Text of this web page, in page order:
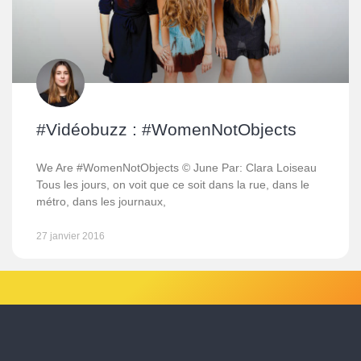
#Vidéobuzz : #WomenNotObjects
We Are #WomenNotObjects © June Par: Clara Loiseau
Tous les jours, on voit que ce soit dans la rue, dans le
métro, dans les journaux,
27 janvier 2016